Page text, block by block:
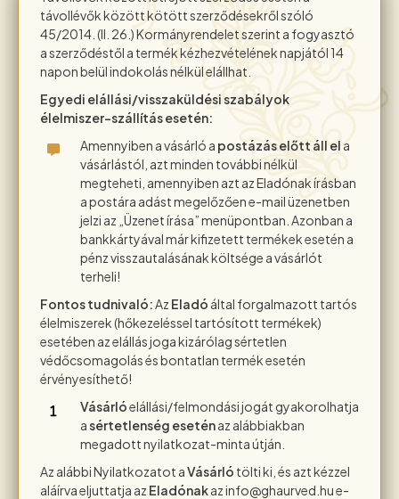
távollévők között kötött szerződésekről szóló
45/2014. (II. 26.) Kormányrendelet szerint a fogyasztó
a szerződéstől a termék kézhezvételének napjától 14
napon belül indokolás nélkül elállhat.
Egyedi elállási/visszaküldési szabályok
élelmiszer-szállítás esetén:
Amennyiben a vásárló a postázás előtt áll el a
vásárlástól, azt minden további nélkül
megteheti, amennyiben azt az Eladónak írásban
a postára adást megelőzően e-mail üzenetben
jelzi az „Üzenet írása” menüpontban. Azonban a
bankkártyával már kifizetett termékek esetén a
pénz visszautalásának költsége a vásárlót
terheli!
Fontos tudnivaló: Az Eladó által forgalmazott tartós
élelmiszerek (hőkezeléssel tartósított termékek)
esetében az elállás joga kizárólag sértetlen
védőcsomagolás és bontatlan termék esetén
érvényesíthető!
Vásárlóelállási/felmondási jogát gyakorolhatja
a sértetlenség eseténaz alábbiakban
megadott nyilatkozat-minta útján.
Az alábbi Nyilatkozatot aVásárló tölti ki, és azt kézzel
aláírva eljuttatja az Eladónakaz info@ghaurved.hu e-